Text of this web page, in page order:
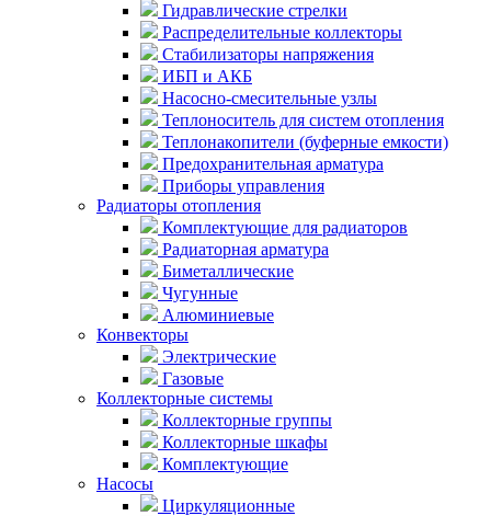
Гидравлические стрелки
Распределительные коллекторы
Стабилизаторы напряжения
ИБП и АКБ
Насосно-смесительные узлы
Теплоноситель для систем отопления
Теплонакопители (буферные емкости)
Предохранительная арматура
Приборы управления
Радиаторы отопления
Комплектующие для радиаторов
Радиаторная арматура
Биметаллические
Чугунные
Алюминиевые
Конвекторы
Электрические
Газовые
Коллекторные системы
Коллекторные группы
Коллекторные шкафы
Комплектующие
Насосы
Циркуляционные